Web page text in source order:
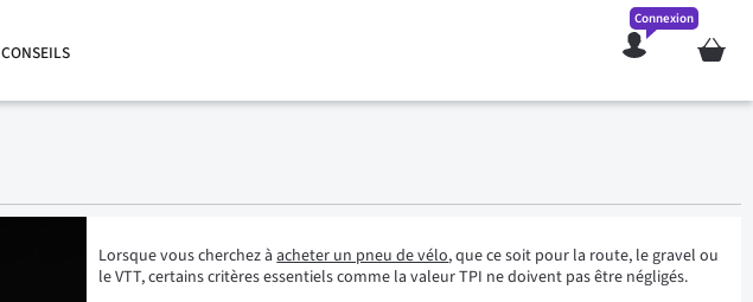
CONSEILS Mon
Connexion
Lorsque vous cherchez àacheter un pneu de vélo, que ce soit pour la route, le gravel ou
le VTT, certains critères essentiels comme la valeur TPI ne doivent pas être négligés.